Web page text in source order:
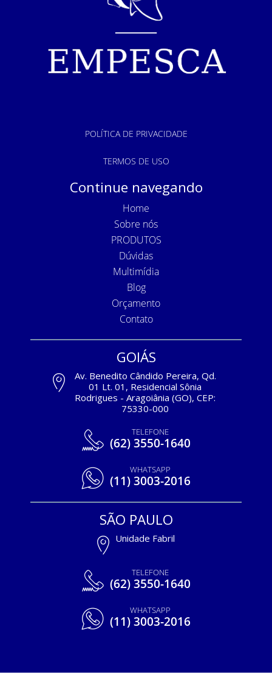
POLÍTICA DE PRIVACIDADE
TERMOS DE USO
Continue navegando
Home
Sobre nós
PRODUTOS
Dúvidas
Multimídia
Blog
Orçamento
Contato
GOIÁS
Av. Benedito Cândido Pereira, Qd.
01 Lt. 01, Residencial Sônia
Rodrigues - Aragoiânia (GO), CEP:
75330-000
TELEFONE
(62) 3550-1640
WHATSAPP
(11) 3003-2016
SÃO PAULO
Unidade Fabril
TELEFONE
(62) 3550-1640
WHATSAPP
(11) 3003-2016